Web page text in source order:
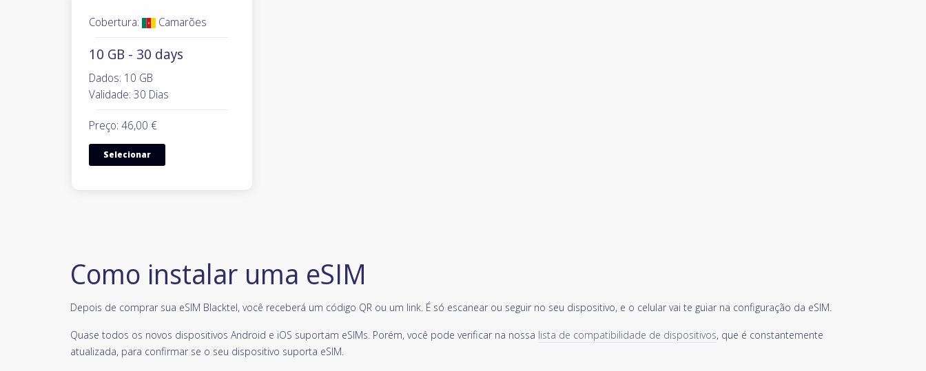
Cobertura: Camarões
10 GB - 30 days
Dados: 10 GB
Validade: 30 Dias
Preço: 46,00 €
Selecionar
Como instalar uma eSIM
Depois de comprar sua eSIM Blacktel, você receberá um código QR ou um link. É só escanear ou seguir no seu dispositivo, e o celular vai te guiar na configuração da eSIM.
Quase todos os novos dispositivos Android e iOS suportam eSIMs. Porém, você pode verificar na nossa lista de compatibilidade de dispositivos, que é constantemente
atualizada, para confirmar se o seu dispositivo suporta eSIM.